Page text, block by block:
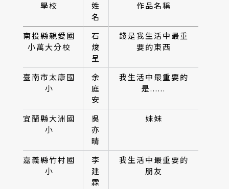
學校
姓
名
作品名稱
南投縣親愛國
小萬大分校
石
焌
呈
錢是我生活中最重
要的東西
臺南市太康國
小
余
庭
安
我生活中最重要的
是......
宜蘭縣大洲國
小
吳
亦
晴
妹妹
嘉義縣竹村國
小
李
建
霖
我生活中最重要的
朋友